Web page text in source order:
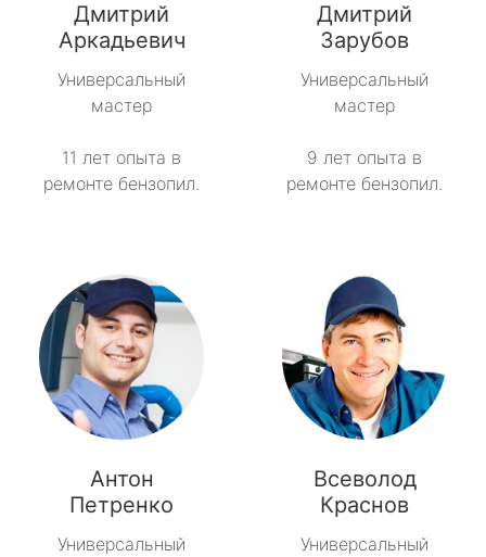
Дмитрий
Аркадьевич
Универсальный
мастер
11 лет опыта в
ремонте бензопил.
Дмитрий
Зарубов
Универсальный
мастер
9 лет опыта в
ремонте бензопил.
Антон
Петренко
Универсальный
Всеволод
Краснов
Универсальный